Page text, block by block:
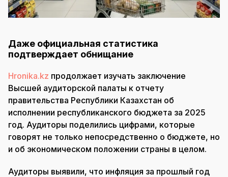
Даже официальная статистика
подтверждает обнищание
Hronika.kz продолжает изучать заключение
Высшей аудиторской палаты к отчету
правительства Республики Казахстан об
исполнении республиканского бюджета за 2025
год. Аудиторы поделились цифрами, которые
говорят не только непосредственно о бюджете, но
и об экономическом положении страны в целом.
Аудиторы выявили, что инфляция за прошлый год